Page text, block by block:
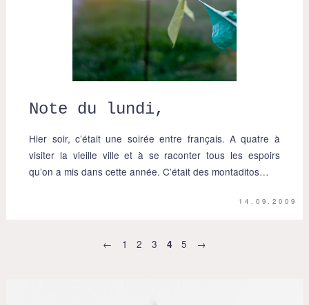
Note du lundi,
Hier soir, c’était une soirée entre français. A quatre à
visiter la vieille ville et à se raconter tous les espoirs
qu’on a mis dans cette année. C’était des montaditos…
14.09.2009
← 1 2 3 4 5 →